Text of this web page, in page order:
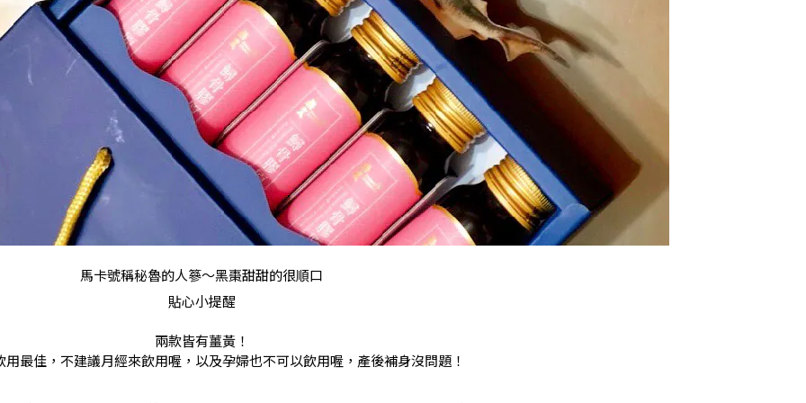
馬卡號稱秘魯的人篸～黑棗甜甜的很順口
貼心小提醒
兩款皆有薑黃！
用最佳，不建議月經來飲用喔，以及孕婦也不可以飲用喔，產後補身沒問題！